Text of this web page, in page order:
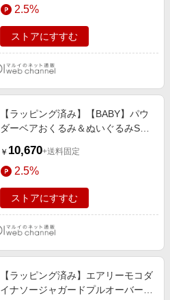
2.5%
ストアにすすむ
【ラッピング済み】【BABY】パウ
ダーベアおくるみ＆ぬいぐるみSET
￥ 10,670+送料固定
2.5%
ストアにすすむ
【ラッピング済み】エアリーモコダ
イナソージャガードプルオーバー&